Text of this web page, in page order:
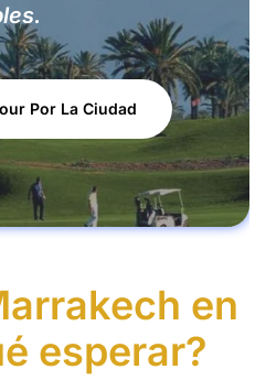
Por La Ciudad
en
esperar?